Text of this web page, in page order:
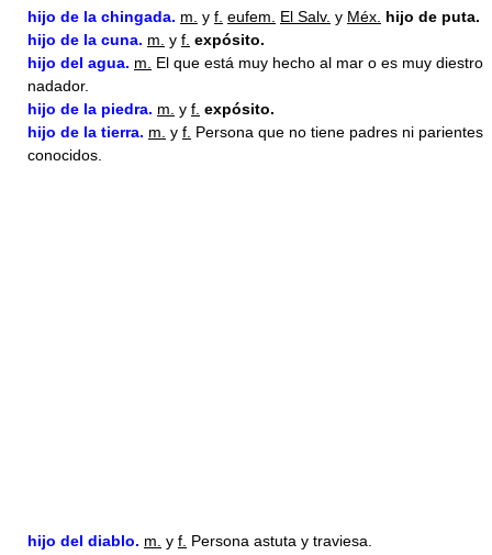
hijo de la chingada. m. y f. eufem. El Salv. y Méx. hijo de puta.
hijo de la cuna. m. y f. expósito.
hijo del agua. m.
El que está muy hecho al mar o es muy diestro
nadador.
hijo de la piedra. m. y f. expósito.
hijo de la tierra. m. y f. Persona que no tiene padres ni parientes
conocidos.
hijo del diablo. m. y f. Persona astuta y traviesa.